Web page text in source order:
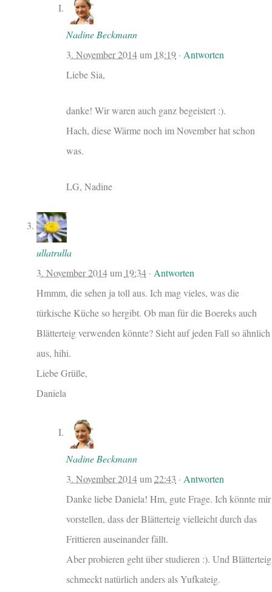
Nadine Beckmann
3. November 2014um 18:19 · Antworten
Liebe Sia,
danke! Wir waren auch ganz begeistert :).
Hach, diese Wärme noch im November hat schon
was.
LG, Nadine
ullatrulla
3. November 2014um 19:34· Antworten
Hmmm, die sehen ja toll aus. Ich mag vieles, was die
türkische Küche so hergibt. Ob man für die Boereks auch
Blätterteig verwenden könnte? Sieht auf jeden Fall so ähnlich
aus, hihi.
Liebe Grüße,
Daniela
Nadine Beckmann
3. November 2014um22:43 ·Antworten
Danke liebe Daniela! Hm, gute Frage. Ich könnte mir
vorstellen, dass der Blätterteig vielleicht durch das
Frittieren auseinander fällt.
Aber probieren geht über studieren :). Und Blätterteig
schmeckt natürlich anders als Yufkateig.